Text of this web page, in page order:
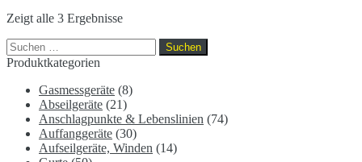
Zeigt alle 3 Ergebnisse
Suchen
nach:
Produktkategorien
Gasmessgeräte (8)
Abseilgeräte (21)
Anschlagpunkte & Lebenslinien (74)
Auffanggeräte (30)
Aufseilgeräte, Winden (14)